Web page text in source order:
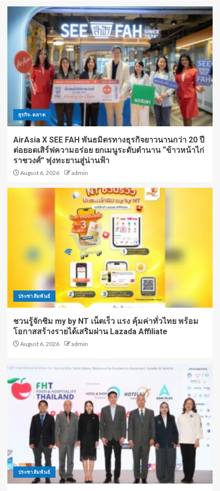
ธุรกิจ-ตลาด
AirAsia X SEE FAH พันธมิตรทางธุรกิจยาวนานกว่า 20 ปี
ต่อยอดเสิร์ฟความอร่อย ยกเมนูระดับตำนาน “ข้าวหน้าไก่
ราชวงศ์” พุ่งทะยานสู่น่านฟ้า
August 6, 2026 admin
ประชาสัมพันธ์
ชวนรู้จักซิม my by NT เน็ตเร็ว แรง คุ้มค่าทั่วไทย พร้อม
โอกาสสร้างรายได้เสริมผ่าน Lazada Affiliate
August 6, 2026 admin
ประชาสัมพันธ์